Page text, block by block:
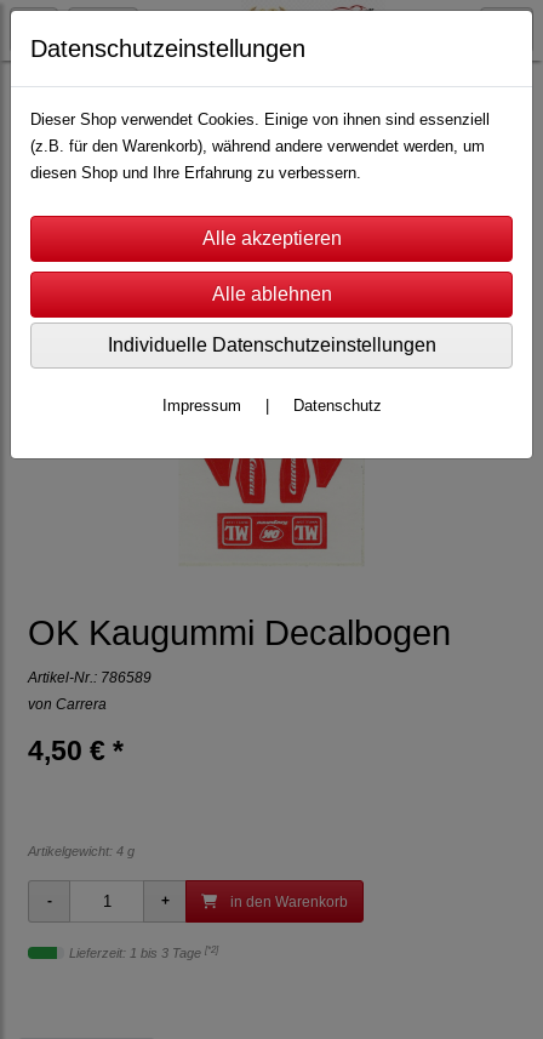
Carrera Carrera Profi Ersatzteile
OK Kaugummi Decalbogen
Artikel-Nr.: 786589
von Carrera
4,50 € *
Artikelgewicht: 4 g
in den Warenkorb
Lieferzeit: 1 bis 3 Tage [*2]
Datenschutzeinstellungen
Dieser Shop verwendet Cookies. Einige von ihnen sind essenziell
(z.B. für den Warenkorb), während andere verwendet werden, um
diesen Shop und Ihre Erfahrung zu verbessern.
Individuelle Datenschutzeinstellungen
Impressum Datenschutz